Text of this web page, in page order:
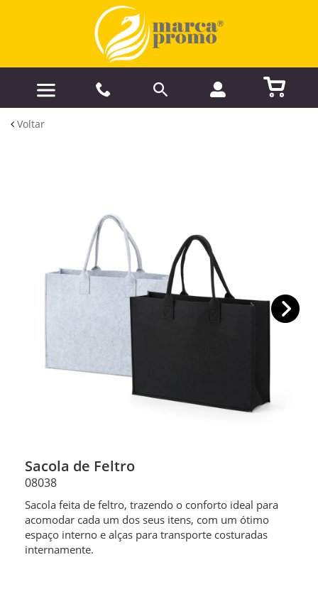
Voltar
Sacola de Feltro
08038
Sacola feita de feltro, trazendo o conforto ideal para
acomodar cada um dos seus itens, com um ótimo
espaço interno e alças para transporte costuradas
internamente.